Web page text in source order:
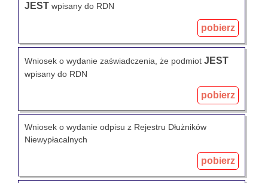
JEST wpisany do RDN
pobierz
Wniosek o wydanie zaświadczenia, że podmiot JEST
wpisany do RDN
pobierz
Wniosek o wydanie odpisu z Rejestru Dłużników
Niewypłacalnych
pobierz